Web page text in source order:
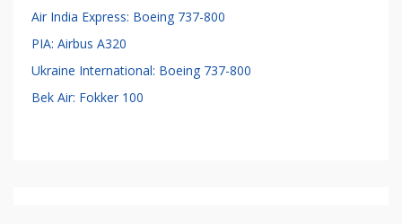
Air India Express: Boeing 737-800
PIA: Airbus A320
Ukraine International: Boeing 737-800
Bek Air: Fokker 100